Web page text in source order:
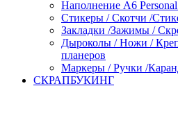
Наполнение А6
Стикеры / Скотчи /
Закладки /Зажимы /
Дыроколы / Ножи /
планеров
Маркеры / Ручки /
СКРАПБУКИНГ